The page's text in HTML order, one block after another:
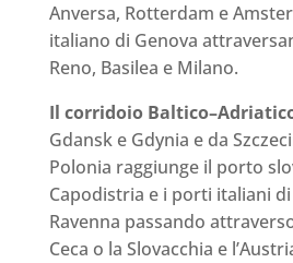
Anversa, Rotterdam e
italiano di Genova
Reno, Basilea e Milano.
Il corridoio
Gdansk e Gdynia e da
Polonia raggiunge il porto
Capodistria e i porti italiani
Ravenna passando
Ceca o la Slovacchia e